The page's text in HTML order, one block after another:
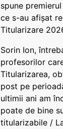
spune
ce s-au afișat
Titularizare
Sorin Ion,
profesorilor
Titularizarea,
post pe
ultimii ani am
poate de bine
titularizabile /